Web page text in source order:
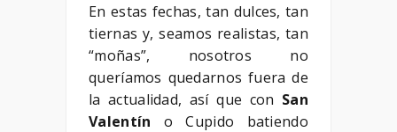
En estas fechas, tan dulces, tan
tiernas y, seamos realistas, tan
“moñas”, nosotros no
queríamos quedarnos fuera de
la actualidad, así que con San
Valentín o Cupido batiendo